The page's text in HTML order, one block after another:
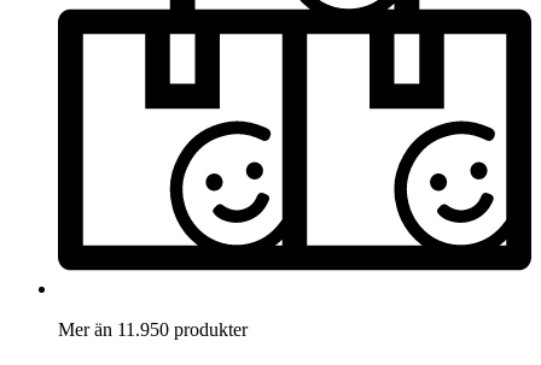
Mer än 11.950 produkter